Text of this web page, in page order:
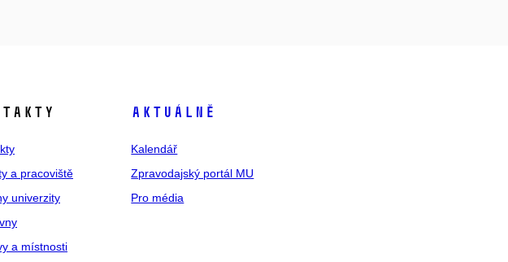
a pracoviště
univerzity
a místnosti
Aktuálně
Kalendář
Zpravodajský portál MU
Pro média